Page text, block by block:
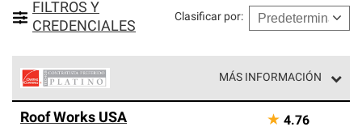
FILTROS Y
CREDENCIALES
Clasificar por:
MÁS INFORMACIÓN
Corning constituyen el nivel superior de nuestra red
Roof Works USA ★ 4.76